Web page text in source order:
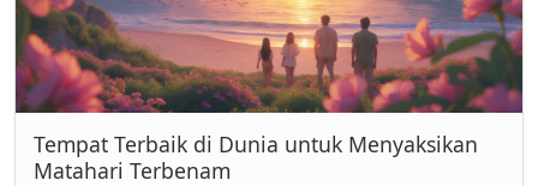
Tempat Terbaik di Dunia untuk Menyaksikan
Matahari Terbenam